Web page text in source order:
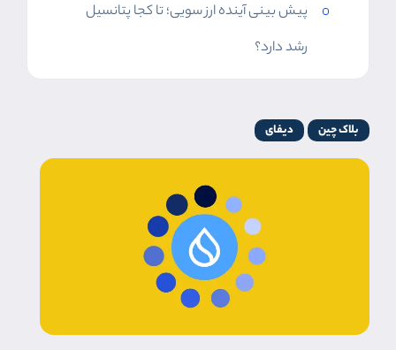
پیش بینی آینده ارز سویی؛ تا کجا پتانسیل
رشد دارد؟
بلاک چین دیفای